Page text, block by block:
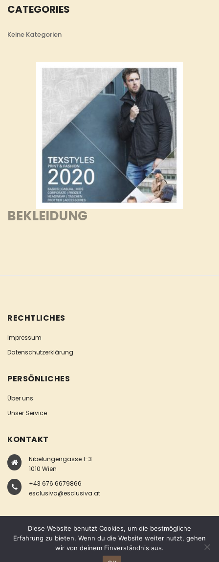
CATEGORIES
Keine Kategorien
BEKLEIDUNG
RECHTLICHES
Impressum
Datenschutzerklärung
PERSÖNLICHES
Über uns
Unser Service
KONTAKT
Nibelungengasse 1-3
1010 Wien
+43 676 6679866
esclusiva@esclusiva.at
COPYRIGHT © ESCLUSIVA
Diese Website benutzt Cookies, um die bestmögliche
Erfahrung zu bieten. Wenn du die Website weiter nutzt, gehen
wir von deinem Einverständnis aus.